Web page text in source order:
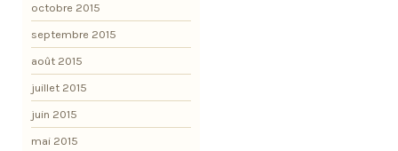
octobre 2015
septembre 2015
août 2015
juillet 2015
juin 2015
mai 2015